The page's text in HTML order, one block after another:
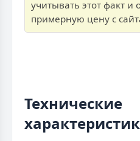
учитывать этот факт и
примерную цену с
Технические